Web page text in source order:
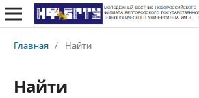
Главная / Найти
Найти